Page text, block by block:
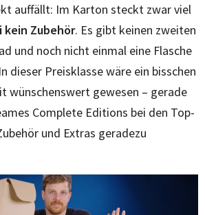
auffällt: Im Karton steckt zwar viel
kein Zubehör. Es gibt keinen zweiten
und noch nicht einmal eine Flasche
dieser Preisklasse wäre ein bisschen
wünschenswert gewesen – gerade
Complete Editions bei den Top-
und Extras geradezu